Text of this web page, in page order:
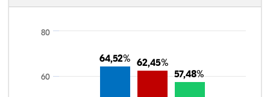
64,52%
64,52% 62,45%
62,45%
57,48%
57,48%
60
80